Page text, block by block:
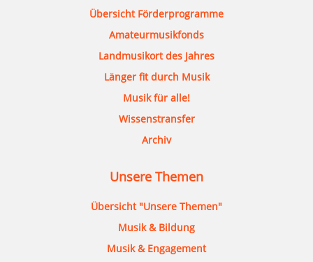
Übersicht Förderprogramme
Amateurmusikfonds
Landmusikort des Jahres
Länger fit durch Musik
Musik für alle!
Wissenstransfer
Archiv
Unsere Themen
Übersicht "Unsere Themen"
Musik & Bildung
Musik & Engagement